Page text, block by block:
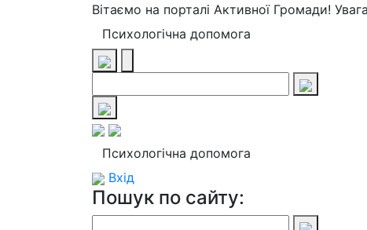
Вітаємо на порталі Активної Громади!
Психологічна допомога
Психологічна допомога
Вхід
Пошук по сайту: